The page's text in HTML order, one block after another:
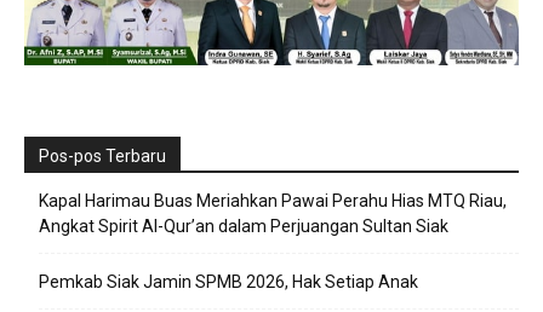
Pos-pos Terbaru
Kapal Harimau Buas Meriahkan Pawai Perahu Hias MTQ Riau,
Angkat Spirit Al-Qur’an dalam Perjuangan Sultan Siak
Pemkab Siak Jamin SPMB 2026, Hak Setiap Anak